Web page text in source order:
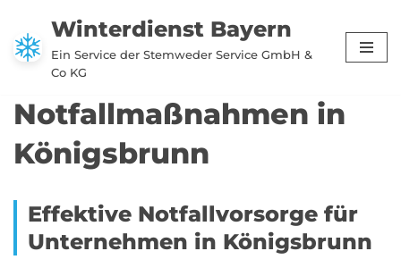
Zum
Inhalt
Winterdienst Bayern
Ein Service der Stemweder Service GmbH &
Co KG
Notfallmaßnahmen in
Königsbrunn
Effektive Notfallvorsorge für
Unternehmen in Königsbrunn